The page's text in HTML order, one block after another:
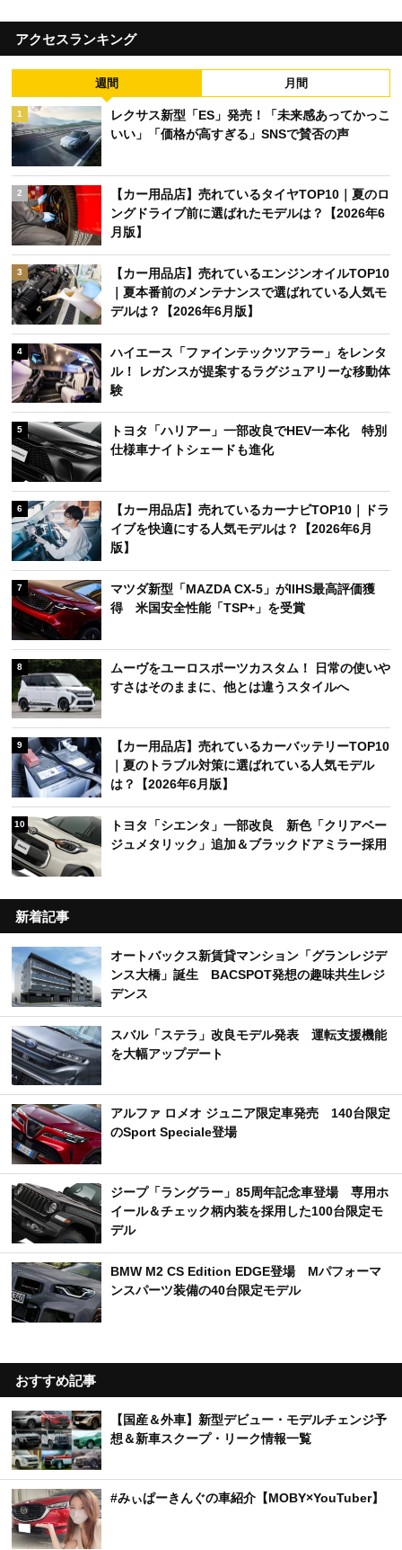
アクセスランキング
週間 月間
1
レクサス新型「ES」発売！「未来感あってかっこ
いい」「価格が高すぎる」SNSで賛否の声
2
【カー用品店】売れているタイヤTOP10｜夏のロ
ングドライブ前に選ばれたモデルは？【2026年6
月版】
3
【カー用品店】売れているエンジンオイルTOP10
｜夏本番前のメンテナンスで選ばれている人気モ
デルは？【2026年6月版】
4
ハイエース「ファインテックツアラー」をレンタ
ル！ レガンスが提案するラグジュアリーな移動体
験
5
トヨタ「ハリアー」一部改良でHEV一本化 特別
仕様車ナイトシェードも進化
6
【カー用品店】売れているカーナビTOP10｜ドラ
イブを快適にする人気モデルは？【2026年6月
版】
7
マツダ新型「MAZDA CX-5」がIIHS最高評価獲
得 米国安全性能「TSP+」を受賞
8
ムーヴをユーロスポーツカスタム！ 日常の使いや
すさはそのままに、他とは違うスタイルへ
9
【カー用品店】売れているカーバッテリーTOP10
｜夏のトラブル対策に選ばれている人気モデル
は？【2026年6月版】
10
トヨタ「シエンタ」一部改良 新色「クリアベー
ジュメタリック」追加＆ブラックドアミラー採用
新着記事
オートバックス新賃貸マンション「グランレジデ
ンス大橋」誕生 BACSPOT発想の趣味共生レジ
デンス
スバル「ステラ」改良モデル発表 運転支援機能
を大幅アップデート
アルファ ロメオ ジュニア限定車発売 140台限定
のSport Speciale登場
ジープ「ラングラー」85周年記念車登場 専用ホ
イール＆チェック柄内装を採用した100台限定モ
デル
BMW M2 CS Edition EDGE登場 Mパフォーマ
ンスパーツ装備の40台限定モデル
おすすめ記事
【国産＆外車】新型デビュー・モデルチェンジ予
想＆新車スクープ・リーク情報一覧
#みぃぱーきんぐの車紹介【MOBY×YouTuber】